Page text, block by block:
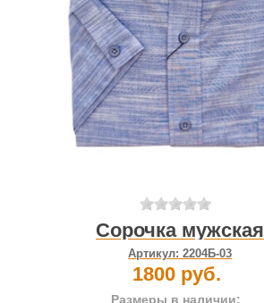
Сорочка мужская
Артикул: 2204Б-03
1800 руб.
Размеры в наличии: